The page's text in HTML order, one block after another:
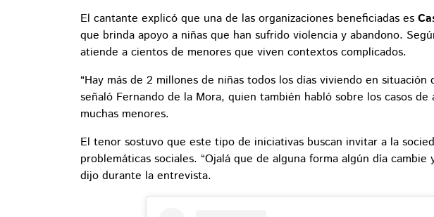
El cantante explicó que una de las organizaciones beneficiadas es
que brinda apoyo a niñas que han sufrido violencia y abandono.
atiende a cientos de menores que viven contextos complicados.
“Hay más de 2 millones de niñas todos los días viviendo en situación
señaló Fernando de la Mora, quien también habló sobre los casos
muchas menores.
El tenor sostuvo que este tipo de iniciativas buscan invitar a la
problemáticas sociales. “Ojalá que de alguna forma algún día cambie
dijo durante la entrevista.